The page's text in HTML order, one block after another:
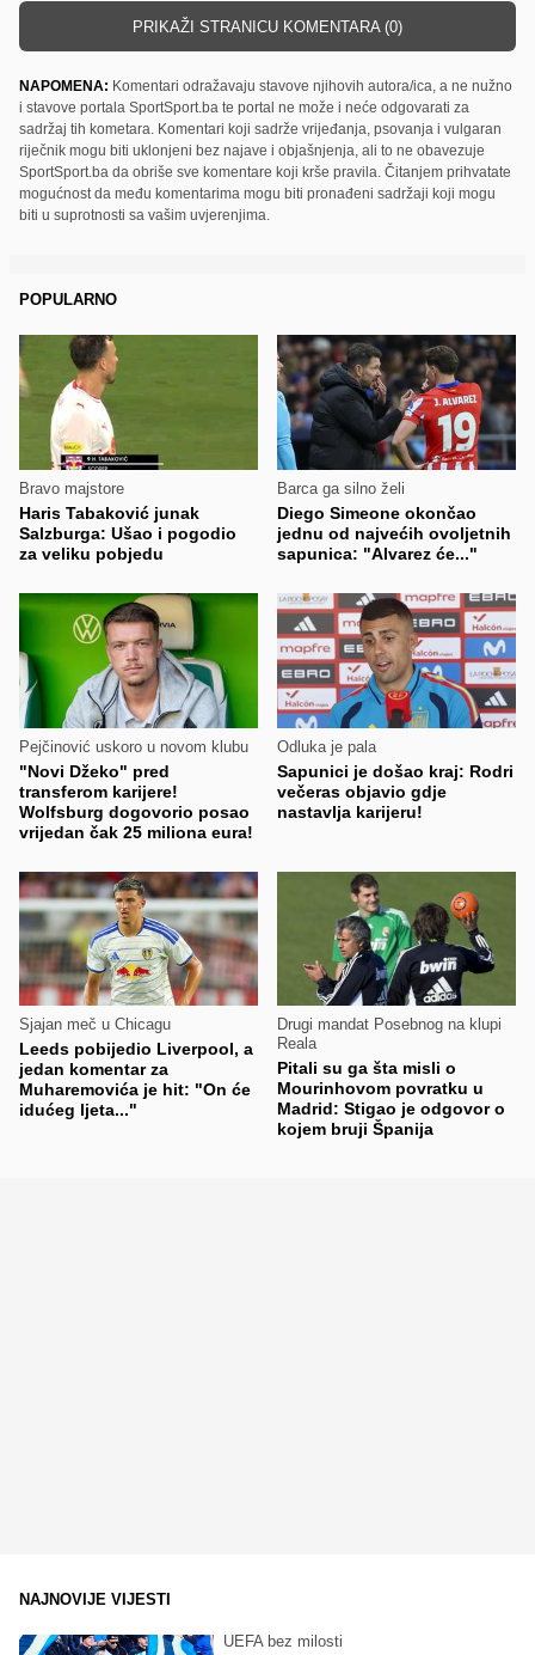
PRIKAŽI STRANICU KOMENTARA (0)
NAPOMENA: Komentari odražavaju stavove njihovih autora/ica, a ne nužno
i stavove portala SportSport.ba te portal ne može i neće odgovarati za
sadržaj tih kometara. Komentari koji sadrže vrijeđanja, psovanja i vulgaran
riječnik mogu biti uklonjeni bez najave i objašnjenja, ali to ne obavezuje
SportSport.ba da obriše sve komentare koji krše pravila. Čitanjem prihvatate
mogućnost da među komentarima mogu biti pronađeni sadržaji koji mogu
biti u suprotnosti sa vašim uvjerenjima.
POPULARNO
Bravo majstore
Haris Tabaković junak
Salzburga: Ušao i pogodio
za veliku pobjedu
Barca ga silno želi
Diego Simeone okončao
jednu od najvećih ovoljetnih
sapunica: "Alvarez će..."
Pejčinović uskoro u novom klubu
"Novi Džeko" pred
transferom karijere!
Wolfsburg dogovorio posao
vrijedan čak 25 miliona eura!
Odluka je pala
Sapunici je došao kraj: Rodri
večeras objavio gdje
nastavlja karijeru!
Sjajan meč u Chicagu
Leeds pobijedio Liverpool, a
jedan komentar za
Muharemovića je hit: "On će
idućeg ljeta..."
Drugi mandat Posebnog na klupi
Reala
Pitali su ga šta misli o
Mourinhovom povratku u
Madrid: Stigao je odgovor o
kojem bruji Španija
NAJNOVIJE VIJESTI
UEFA bez milosti